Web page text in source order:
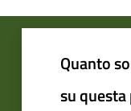
Quanto
su